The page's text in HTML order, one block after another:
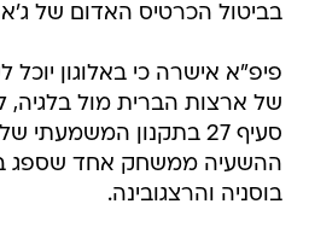
בביטול הכרטיס האדום של
פיפ"א אישרה כי באלוגון
של ארצות הברית מול
סעיף 27 בתקנון
ההשעיה ממשחק אחד שספג
בוסניה והרצגובינה.